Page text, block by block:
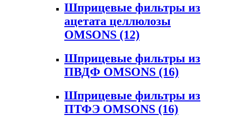
Шприцевые фильтры из
ацетата целлюлозы
OMSONS (12)
Шприцевые фильтры из
ПВДФ OMSONS (16)
Шприцевые фильтры из
ПТФЭ OMSONS (16)